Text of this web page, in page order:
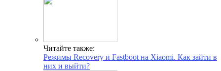
Читайте также:
Режимы Recovery и Fastboot на Xiaomi. Как зайти в
них и выйти?